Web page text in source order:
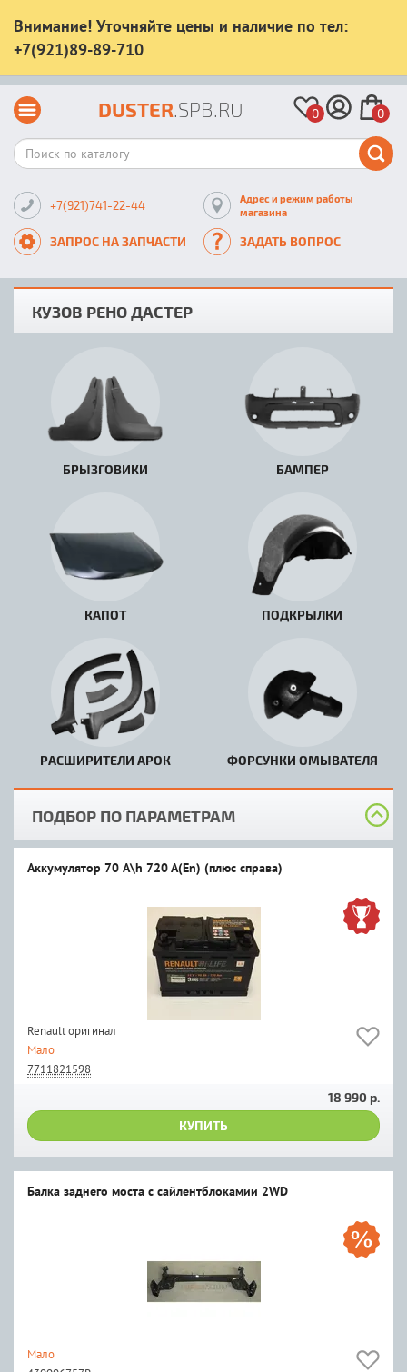
Внимание! Уточняйте цены и наличие по тел:
+7(921)89-89-710
DUSTER.SPB.RU 0 0
+7(921)741-22-44
Адрес и режим работы
магазина
ЗАПРОС НА ЗАПЧАСТИ ЗАДАТЬ ВОПРОС
КУЗОВ РЕНО ДАСТЕР
БРЫЗГОВИКИ БАМПЕР
КАПОТ ПОДКРЫЛКИ
РАСШИРИТЕЛИ АРОК ФОРСУНКИ ОМЫВАТЕЛЯ
ПОДБОР ПО ПАРАМЕТРАМ
Аккумулятор 70 A\h 720 A(En) (плюс справа)
Renault оригинал
Мало
7711821598
18 990 р.
КУПИТЬ
Балка заднего моста с сайлентблокамии 2WD
Мало